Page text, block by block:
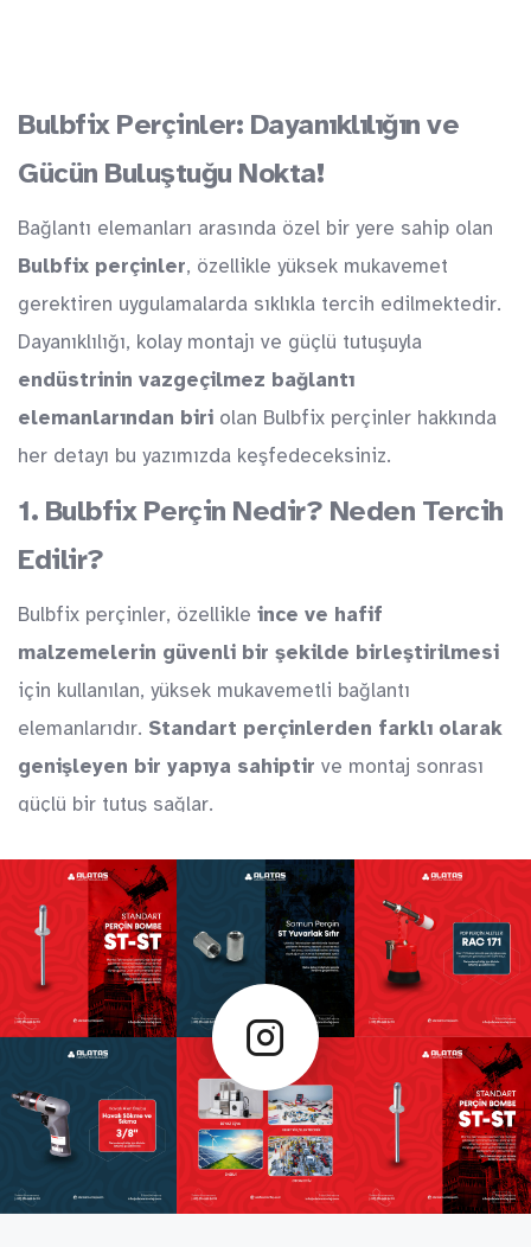
Bulbfix Perçinler: Dayanıklılığın ve
Gücün Buluştuğu Nokta!
Bağlantı elemanları arasında özel bir yere sahip olan
Bulbfix perçinler, özellikle yüksek mukavemet
gerektiren uygulamalarda sıklıkla tercih edilmektedir.
Dayanıklılığı, kolay montajı ve güçlü tutuşuyla
endüstrinin vazgeçilmez bağlantı
elemanlarından biri olan Bulbfix perçinler hakkında
her detayı bu yazımızda keşfedeceksiniz.
1. Bulbfix Perçin Nedir? Neden Tercih
Edilir?
Bulbfix perçinler, özellikle ince ve hafif
malzemelerin güvenli bir şekilde birleştirilmesi
için kullanılan, yüksek mukavemetli bağlantı
elemanlarıdır. Standart perçinlerden farklı olarak
genişleyen bir yapıya sahiptir ve montaj sonrası
güçlü bir tutuş sağlar.
Bu perçinlerin en büyük avantajları şunlardır:
Yüksek mukavemet
: Mekanik dayanıklılığı
sayesinde ağır yükler altında bile güvenle
kullanılabilir.
Titreşime dayanıklı
: Zamanla gevşeme yapmaz,
böylece bağlantılar uzun ömürlü olur.
Kauçuk ve plastik malzemelerle uyumluluk:
Özellikle kauçuk ve plastik malzemelerin sac
yüzeylere güçlü bir şekilde bağlanmasını
sağlayan özel bir tutunma mekanizmasına